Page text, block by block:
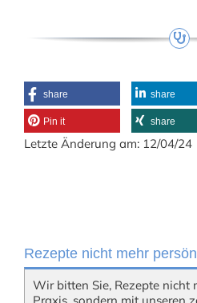
share share
Pin it share
Letzte Änderung am: 12/04/24
Rezepte nicht mehr
Wir bitten Sie, Rezepte nicht